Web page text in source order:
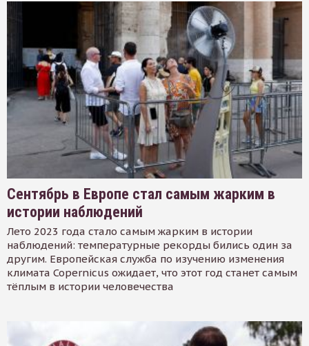
Сентябрь в Европе стал самым жарким в
истории наблюдений
Лето 2023 года стало самым жарким в истории
наблюдений: температурные рекорды бились один за
другим. Европейская служба по изучению изменения
климата Copernicus ожидает, что этот год станет самым
тёплым в истории человечества